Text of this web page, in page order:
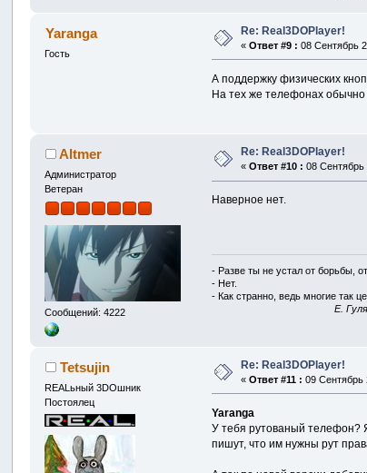
Yaranga
Гость
Re: Real3DOPlayer!
«Ответ #9 : 08 Сентябрь
А поддержку физических
На тех же телефонах
Altmer
Администратор
Ветеран
Сообщений: 4222
Re: Real3DOPlayer!
«Ответ #10 : 08 Сентябрь
Наверное нет.
- Разве ты не устал от борьбы,
- Нет.
- Как странно, ведь многие так
E.
Tetsujin
REALьный 3DOшник
Постоялец
Re: Real3DOPlayer!
«Ответ #11 : 09 Сентябрь
Yaranga
У тебя рутованый телефон?
пишут, что им нужны рут